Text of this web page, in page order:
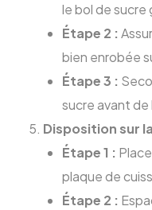
le bol de sucre
Étape 2 :
bien enrobée
Étape 3 :
sucre avant de
Disposition sur
Étape 1 :
plaque de
Étape 2 :